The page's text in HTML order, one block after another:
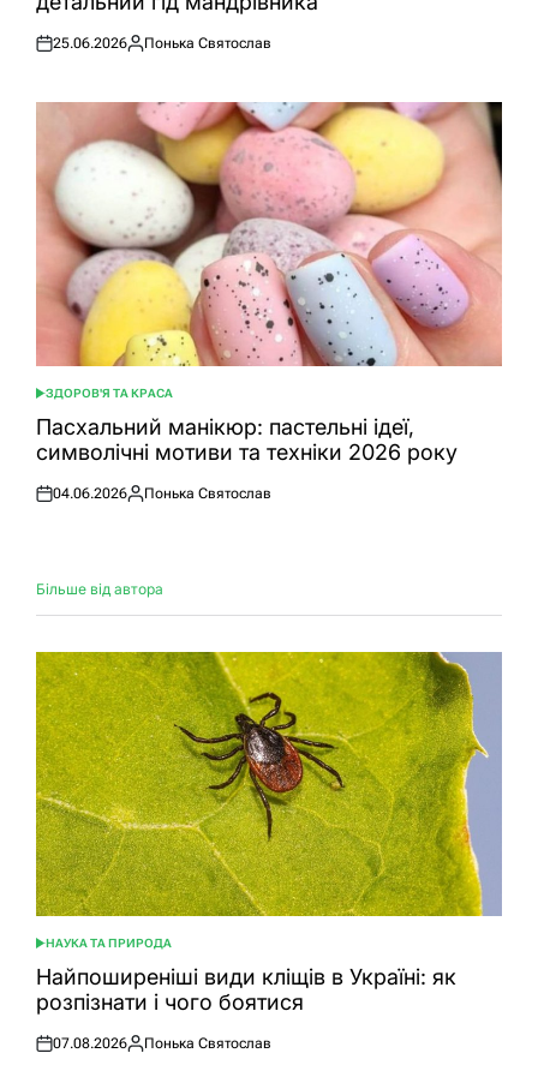
Оприлюднено
25.06.2026
Опубліковано
Понька Святослав
ОПУБЛІКУВАТИ
У
ЗДОРОВ'Я ТА КРАСА
Пасхальний манікюр: пастельні ідеї,
символічні мотиви та техніки 2026 року
Оприлюднено
04.06.2026
Опубліковано
Понька Святослав
Більше від автора
ОПУБЛІКУВАТИ
У
НАУКА ТА ПРИРОДА
Найпоширеніші види кліщів в Україні: як
розпізнати і чого боятися
Оприлюднено
07.08.2026
Опубліковано
Понька Святослав